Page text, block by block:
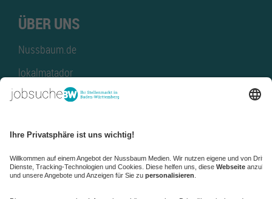
ÜBER UNS
Nussbaum.de
lokalmatador
kaufinBW
NussbaumID
Nussbaum Medien